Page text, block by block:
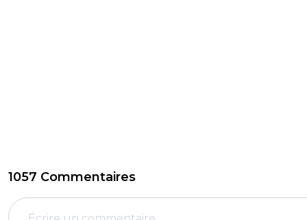
1057 Commentaires